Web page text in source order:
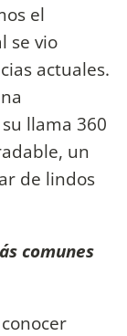
el
se vio
actuales.
llama 360
un
de lindos
comunes